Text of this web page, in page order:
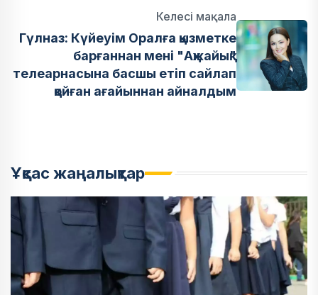
Келесі мақала
Гүлназ: Күйеуім Оралға қызметке
барғаннан мені "Ақжайық"
телеарнасына басшы етіп сайлап
қойған ағайыннан айналдым
Ұқсас жаңалықтар